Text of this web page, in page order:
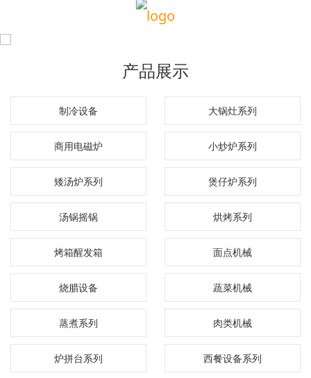
产品展示
制冷设备 大锅灶系列
商用电磁炉 小炒炉系列
矮汤炉系列 煲仔炉系列
汤锅摇锅 烘烤系列
烤箱醒发箱 面点机械
烧腊设备 蔬菜机械
蒸煮系列 肉类机械
炉拼台系列 西餐设备系列